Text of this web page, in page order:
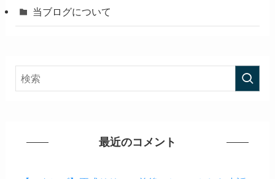
当ブログについて
最近のコメント